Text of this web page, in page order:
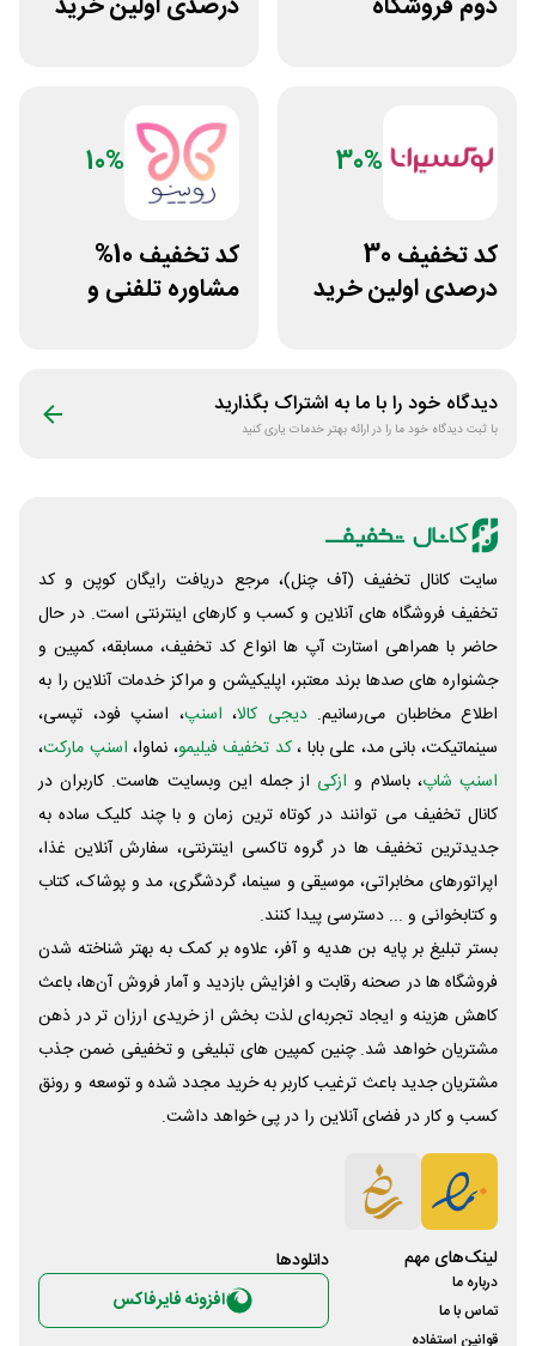
30%
کد تخفیف 30
درصدی اولین خرید
10%
کد تخفیف 10%
مشاوره تلفنی و
دیدگاه خود را با ما به اشتراک بگذارید
با ثبت دیدگاه خود ما را در ارائه بهتر خدمات یاری کنید
سایت کانال تخفیف (آف چنل)، مرجع دریافت رایگان کوپن و کد
تخفیف فروشگاه های آنلاین و کسب و‌ کارهای اینترنتی است. در حال
حاضر با همراهی استارت آپ ها انواع کد تخفیف، مسابقه، کمپین و
جشنواره های صدها برند معتبر، اپلیکیشن و مراکز خدمات آنلاین را به
اطلاع مخاطبان می‌رسانیم. دیجی کالا، اسنپ، اسنپ فود، تپسی،
سینماتیکت، بانی مد، علی‌ بابا ،کد تخفیف فیلیمو، نماوا، اسنپ مارکت،
اسنپ شاپ، باسلام و ازکی از جمله این وبسایت ‌هاست. کاربران در
کانال تخفیف می توانند در کوتاه ترین زمان و با چند کلیک ساده به
جدیدترین تخفیف ها در گروه تاکسی اینترنتی، سفارش آنلاین غذا،
اپراتورهای مخابراتی، موسیقی و سینما، گردشگری، مد و پوشاک، کتاب
و کتابخوانی و ... دسترسی پیدا کنند.
بستر تبلیغ بر پایه بن هدیه و آفر، علاوه بر کمک به بهتر شناخته شدن
فروشگاه ها در صحنه رقابت و افزایش بازدید و آمار فروش آن‌ها، باعث
کاهش هزینه و ایجاد تجربه‌ای لذت بخش از خریدی ارزان تر در ذهن
مشتریان خواهد شد. چنین کمپین های تبلیغی و تخفیفی ضمن جذب
مشتریان جدید باعث ترغیب کاربر به خرید مجدد شده و توسعه و رونق
کسب و کار در فضای آنلاین را در پی خواهد داشت.
لینک‌های مهم
درباره ما
تماس با ما
قوانین استفاده
دانلود‌ها
افزونه فایرفاکس